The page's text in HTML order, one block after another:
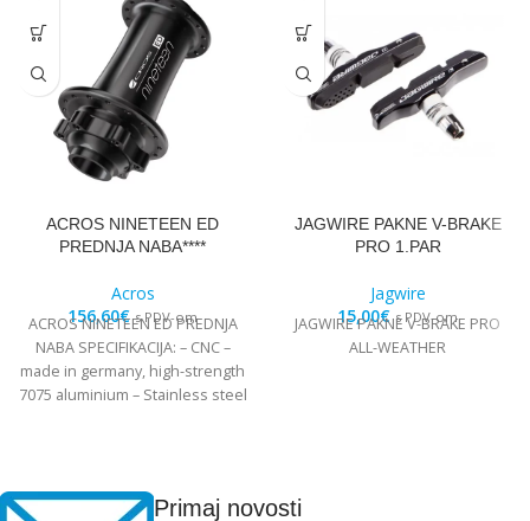
ACROS NINETEEN ED
PREDNJA NABA****
Acros
156,60€ s PDV-om
ACROS NINETEEN ED PREDNJA
NABA SPECIFIKACIJA: – CNC –
made in germany, high-strength
7075 aluminium – Stainless steel
JAGWIRE PAKNE V-BRAKE
PRO 1.PAR
Jagwire
15,00€ s PDV-om
JAGWIRE PAKNE V-BRAKE PRO
ALL-WEATHER
Primaj novosti